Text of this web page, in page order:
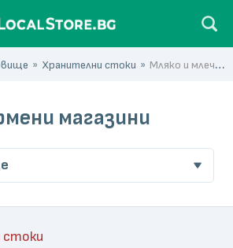
Хранителни стоки Мляко и млечни продукти
магазини
стоки